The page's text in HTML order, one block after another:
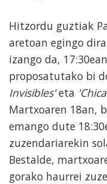
Hitzordu guztiak
aretoan egingo
izango da,
proposatutako bi
Invisibles'eta
Martxoaren 18an,
emango dute
zuzendariarekin
Bestalde,
gorako haurrei